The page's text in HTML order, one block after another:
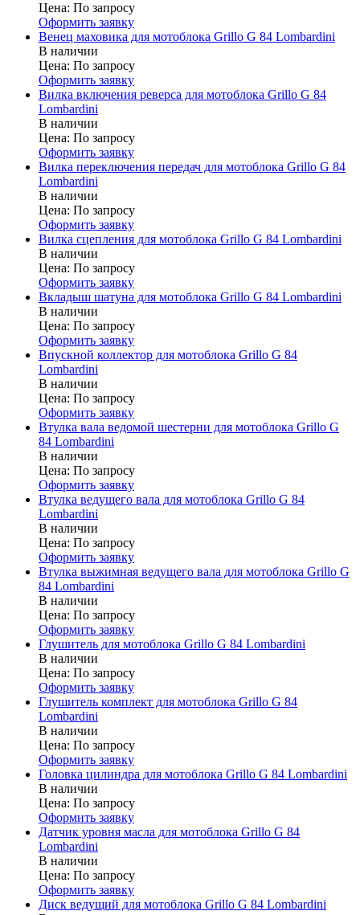
Цена: По запросу
Оформить заявку
Венец маховика для мотоблока Grillo G 84 Lombardini
В наличии
Цена: По запросу
Оформить заявку
Вилка включения реверса для мотоблока Grillo G 84
Lombardini
В наличии
Цена: По запросу
Оформить заявку
Вилка переключения передач для мотоблока Grillo G 84
Lombardini
В наличии
Цена: По запросу
Оформить заявку
Вилка сцепления для мотоблока Grillo G 84 Lombardini
В наличии
Цена: По запросу
Оформить заявку
Вкладыш шатуна для мотоблока Grillo G 84 Lombardini
В наличии
Цена: По запросу
Оформить заявку
Впускной коллектор для мотоблока Grillo G 84
Lombardini
В наличии
Цена: По запросу
Оформить заявку
Втулка вала ведомой шестерни для мотоблока Grillo G
84 Lombardini
В наличии
Цена: По запросу
Оформить заявку
Втулка ведущего вала для мотоблока Grillo G 84
Lombardini
В наличии
Цена: По запросу
Оформить заявку
Втулка выжимная ведущего вала для мотоблока Grillo G
84 Lombardini
В наличии
Цена: По запросу
Оформить заявку
Глушитель для мотоблока Grillo G 84 Lombardini
В наличии
Цена: По запросу
Оформить заявку
Глушитель комплект для мотоблока Grillo G 84
Lombardini
В наличии
Цена: По запросу
Оформить заявку
Головка цилиндра для мотоблока Grillo G 84 Lombardini
В наличии
Цена: По запросу
Оформить заявку
Датчик уровня масла для мотоблока Grillo G 84
Lombardini
В наличии
Цена: По запросу
Оформить заявку
Диск ведущий для мотоблока Grillo G 84 Lombardini